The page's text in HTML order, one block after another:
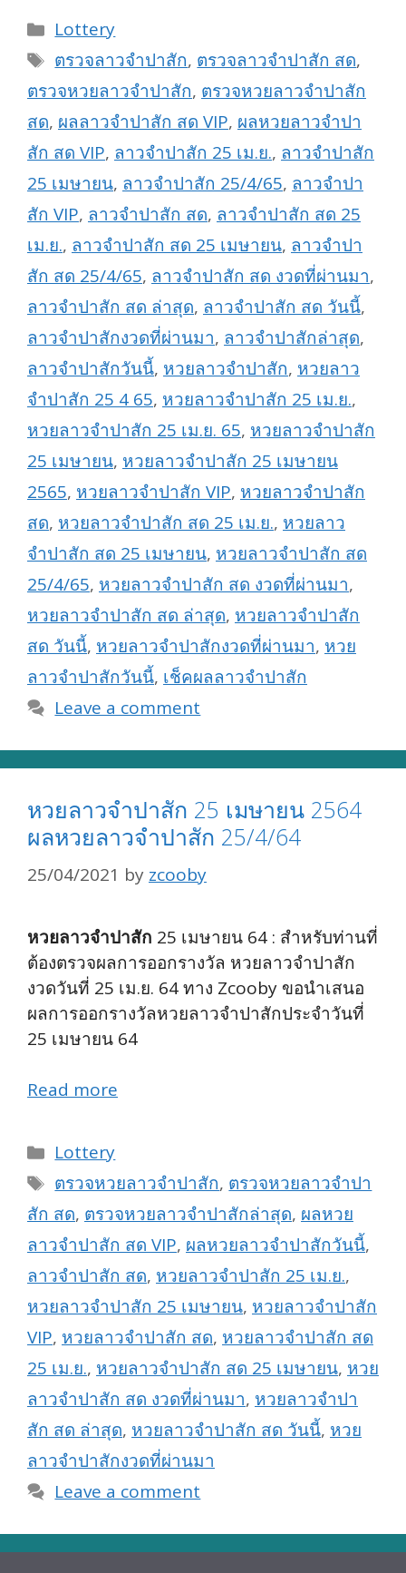
Categories
Lottery
Tags
ตรวจลาวจำปาสัก, ตรวจลาวจำปาสัก สด,
ตรวจหวยลาวจำปาสัก, ตรวจหวยลาวจำปาสัก
สด, ผลลาวจำปาสัก สด VIP, ผลหวยลาวจำปา
สัก สด VIP, ลาวจำปาสัก 25 เม.ย., ลาวจำปาสัก
25 เมษายน, ลาวจำปาสัก 25/4/65, ลาวจำปา
สัก VIP, ลาวจำปาสัก สด, ลาวจำปาสัก สด 25
เม.ย., ลาวจำปาสัก สด 25 เมษายน, ลาวจำปา
สัก สด 25/4/65, ลาวจำปาสัก สด งวดที่ผ่านมา,
ลาวจำปาสัก สด ล่าสุด, ลาวจำปาสัก สด วันนี้,
ลาวจำปาสักงวดที่ผ่านมา, ลาวจำปาสักล่าสุด,
ลาวจำปาสักวันนี้, หวยลาวจำปาสัก, หวยลาว
จำปาสัก 25 4 65, หวยลาวจำปาสัก 25 เม.ย.,
หวยลาวจำปาสัก 25 เม.ย. 65, หวยลาวจำปาสัก
25 เมษายน, หวยลาวจำปาสัก 25 เมษายน
2565, หวยลาวจำปาสัก VIP, หวยลาวจำปาสัก
สด, หวยลาวจำปาสัก สด 25 เม.ย., หวยลาว
จำปาสัก สด 25 เมษายน, หวยลาวจำปาสัก สด
25/4/65, หวยลาวจำปาสัก สด งวดที่ผ่านมา,
หวยลาวจำปาสัก สด ล่าสุด, หวยลาวจำปาสัก
สด วันนี้, หวยลาวจำปาสักงวดที่ผ่านมา, หวย
ลาวจำปาสักวันนี้, เช็คผลลาวจำปาสัก
Leave a comment
หวยลาวจำปาสัก 25 เมษายน 2564
ผลหวยลาวจำปาสัก 25/4/64
25/04/2021 by zcooby
หวยลาวจำปาสัก 25 เมษายน 64 : สำหรับท่านที่
ต้องตรวจผลการออกรางวัล หวยลาวจำปาสัก
งวดวันที่ 25 เม.ย. 64 ทาง Zcooby ขอนำเสนอ
ผลการออกรางวัลหวยลาวจำปาสักประจำวันที่
25 เมษายน 64
Read more
Categories
Lottery
Tags
ตรวจหวยลาวจำปาสัก, ตรวจหวยลาวจำปา
สัก สด, ตรวจหวยลาวจำปาสักล่าสุด, ผลหวย
ลาวจำปาสัก สด VIP, ผลหวยลาวจำปาสักวันนี้,
ลาวจำปาสัก สด, หวยลาวจำปาสัก 25 เม.ย.,
หวยลาวจำปาสัก 25 เมษายน, หวยลาวจำปาสัก
VIP, หวยลาวจำปาสัก สด, หวยลาวจำปาสัก สด
25 เม.ย., หวยลาวจำปาสัก สด 25 เมษายน, หวย
ลาวจำปาสัก สด งวดที่ผ่านมา, หวยลาวจำปา
สัก สด ล่าสุด, หวยลาวจำปาสัก สด วันนี้, หวย
ลาวจำปาสักงวดที่ผ่านมา
Leave a comment